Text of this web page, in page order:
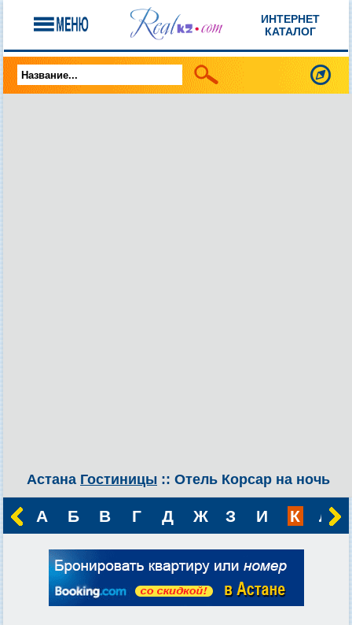
ИНТЕРНЕТ
КАТАЛОГ
Астана Гостиницы :: Отель Корсар на ночь
А Б В Г Д Ж З И К Л